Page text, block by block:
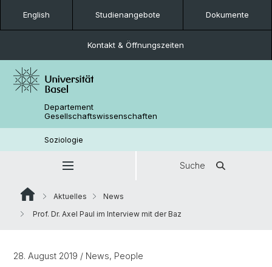
English Studienangebote Dokumente
Kontakt & Öffnungszeiten
Departement
Gesellschaftswissenschaften
Soziologie
Suche
Aktuelles
News
Prof. Dr. Axel Paul im Interview mit der Baz
28. August 2019 / News, People